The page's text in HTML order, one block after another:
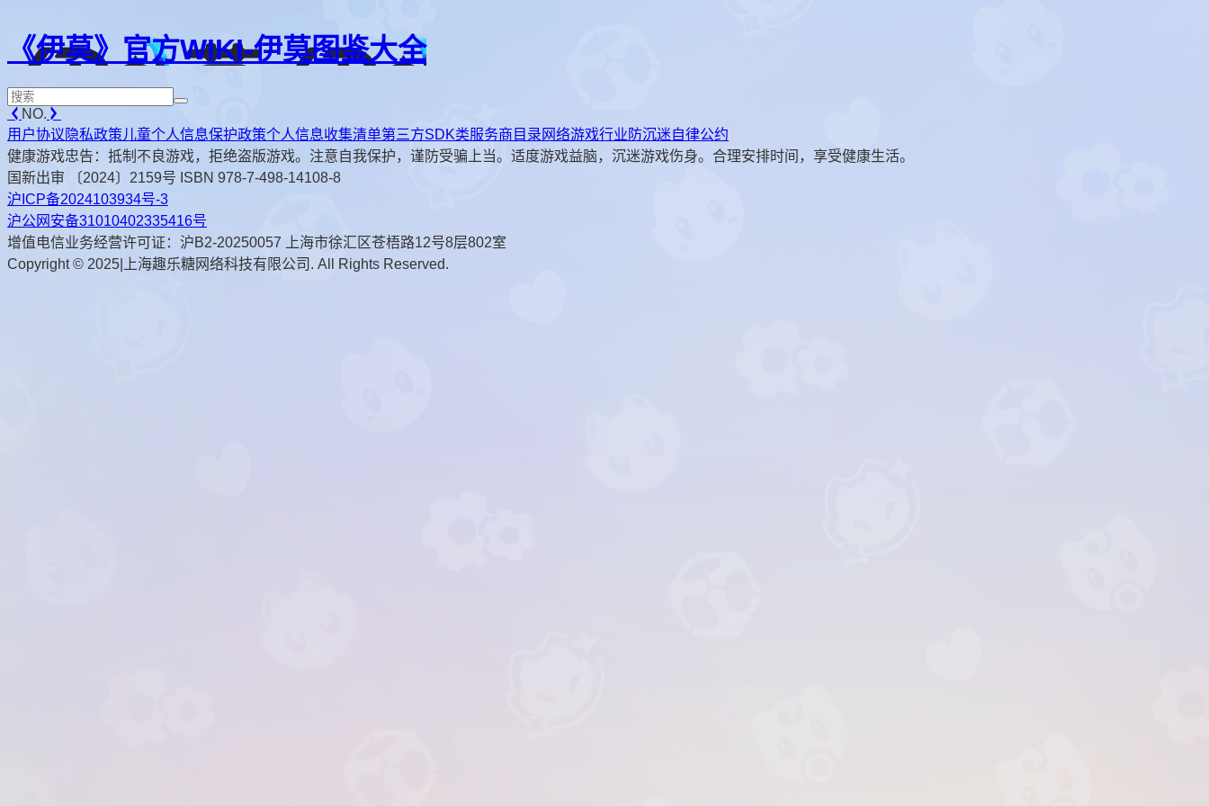
《伊莫》官方WIKI-伊莫图鉴大全
NO.
用户协议 隐私政策儿童个人信息保护政策个人信息收集清单第三方SDK类服务商目录 网络游戏行业防沉迷自律公约
健康游戏忠告：抵制不良游戏，拒绝盗版游戏。注意自我保护，谨防受骗上当。适度游戏益脑，沉迷游戏伤身。合理安排时间，享受健康生活。
国新出审 〔2024〕2159号 ISBN 978-7-498-14108-8
沪ICP备2024103934号-3
沪公网安备31010402335416号
增值电信业务经营许可证：沪B2-20250057 上海市徐汇区苍梧路12号8层802室
Copyright © 2025|上海趣乐糖网络科技有限公司. All Rights Reserved.